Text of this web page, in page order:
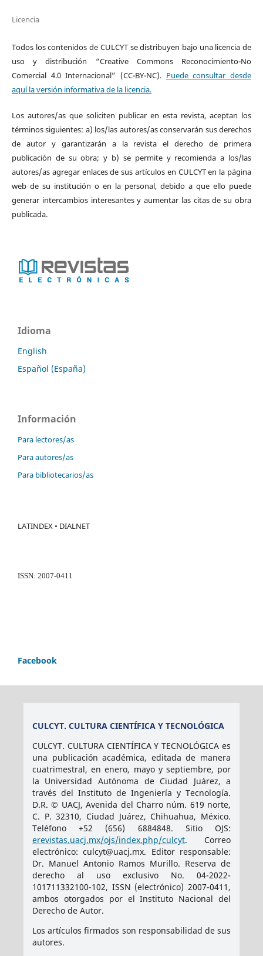
Licencia
Todos los contenidos de CULCYT se distribuyen bajo una licencia de
uso y distribución “Creative Commons Reconocimiento-No
Comercial 4.0 Internacional” (CC-BY-NC). Puede consultar desde
aquí la versión informativa de la licencia.
Los autores/as que soliciten publicar en esta revista, aceptan los
términos siguientes: a) los/las autores/as conservarán sus derechos
de autor y garantizarán a la revista el derecho de primera
publicación de su obra; y b) se permite y recomienda a los/las
autores/as agregar enlaces de sus artículos en CULCYT en la página
web de su institución o en la personal, debido a que ello puede
generar intercambios interesantes y aumentar las citas de su obra
publicada.
Idioma
English
Español (España)
Información
Para lectores/as
Para autores/as
Para bibliotecarios/as
LATINDEX • DIALNET
ISSN: 2007-0411
Facebook
CULCYT. CULTURA CIENTÍFICA Y TECNOLÓGICA
CULCYT. CULTURA CIENTÍFICA Y TECNOLÓGICA es
una publicación académica, editada de manera
cuatrimestral, en enero, mayo y septiembre, por
la Universidad Autónoma de Ciudad Juárez, a
través del Instituto de Ingeniería y Tecnología.
D.R. © UACJ, Avenida del Charro núm. 619 norte,
C. P. 32310, Ciudad Juárez, Chihuahua, México.
Teléfono +52 (656) 6884848. Sitio OJS:
erevistas.uacj.mx/ojs/index.php/culcyt. Correo
electrónico: culcyt@uacj.mx. Editor responsable:
Dr. Manuel Antonio Ramos Murillo. Reserva de
derecho al uso exclusivo No. 04-2022-
101711332100-102, ISSN (electrónico) 2007-0411,
ambos otorgados por el Instituto Nacional del
Derecho de Autor.
Los artículos firmados son responsabilidad de sus
autores.